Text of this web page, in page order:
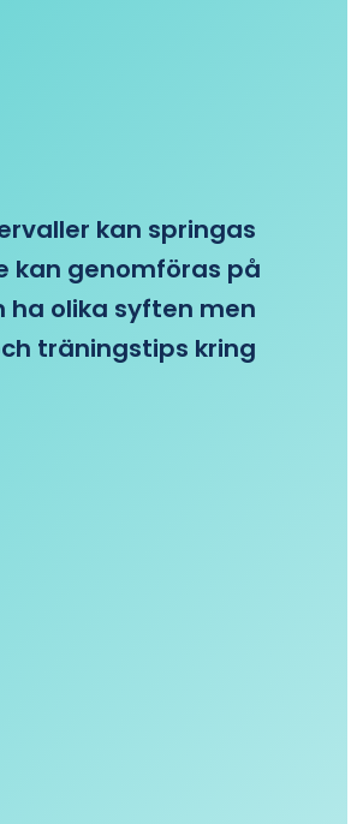
kan springas
kan genomföras på
olika syften men
träningstips kring